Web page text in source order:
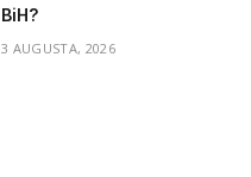
BiH?
3 AUGUSTA, 2026